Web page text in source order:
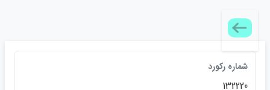
شماره ركورد
132220